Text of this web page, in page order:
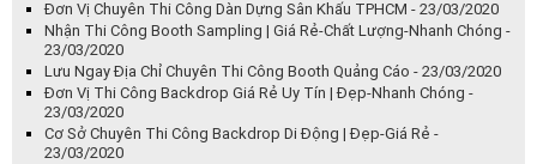
Đơn Vị Chuyên Thi Công Dàn Dựng Sân Khấu TPHCM - 23/03/2020
Nhận Thi Công Booth Sampling | Giá Rẻ-Chất Lượng-Nhanh Chóng -
23/03/2020
Lưu Ngay Địa Chỉ Chuyên Thi Công Booth Quảng Cáo - 23/03/2020
Đơn Vị Thi Công Backdrop Giá Rẻ Uy Tín | Đẹp-Nhanh Chóng -
23/03/2020
Cơ Sở Chuyên Thi Công Backdrop Di Động | Đẹp-Giá Rẻ -
23/03/2020